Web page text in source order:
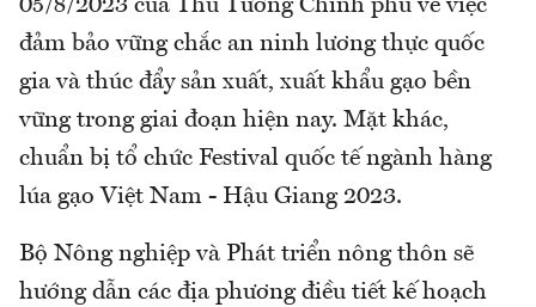
05/8/2023 của Thủ Tướng Chính phủ về việc
đảm bảo vững chắc an ninh lương thực quốc
gia và thúc đẩy sản xuất, xuất khẩu gạo bền
vững trong giai đoạn hiện nay. Mặt khác,
chuẩn bị tổ chức Festival quốc tế ngành hàng
lúa gạo Việt Nam - Hậu Giang 2023.
Bộ Nông nghiệp và Phát triển nông thôn sẽ
hướng dẫn các địa phương điều tiết kế hoạch